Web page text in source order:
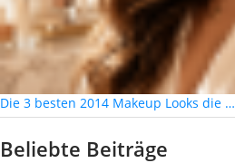
Die 3 besten 2014 Makeup Looks die …
Beliebte Beiträge